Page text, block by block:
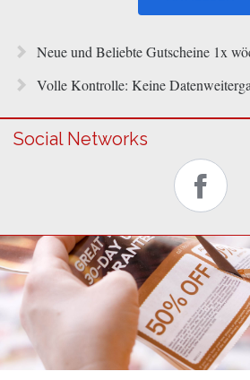
Neue und Beliebte Gutscheine 1x
Volle Kontrolle: Keine
Social Networks